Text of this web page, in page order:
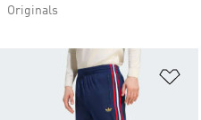
Originals